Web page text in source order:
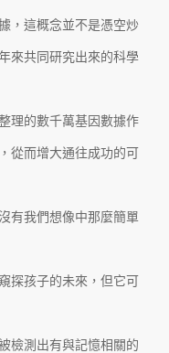
，這概念並不是憑空炒
來共同研究出來的科學
理的數千萬基因數據作
從而增大通往成功的可
有我們想像中那麼簡單
探孩子的未來，但它可
檢測出有與記憶相關的